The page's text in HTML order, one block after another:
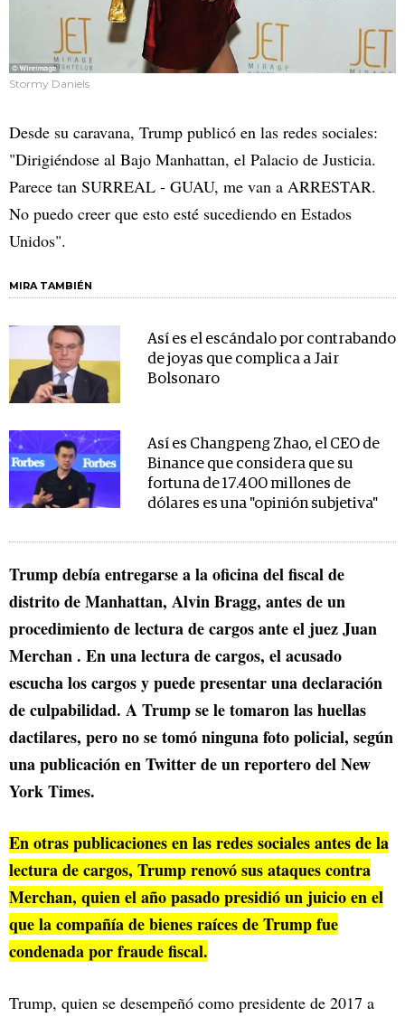
Stormy Daniels
Desde su caravana, Trump publicó en las redes sociales:
"Dirigiéndose al Bajo Manhattan, el Palacio de Justicia.
Parece tan SURREAL - GUAU, me van a ARRESTAR.
No puedo creer que esto esté sucediendo en Estados
Unidos".
MIRA TAMBIÉN
Así es el escándalo por contrabando
de joyas que complica a Jair
Bolsonaro
Así es Changpeng Zhao, el CEO de
Binance que considera que su
fortuna de 17.400 millones de
dólares es una "opinión subjetiva"
Trump debía entregarse a la oficina del fiscal de
distrito de Manhattan, Alvin Bragg, antes de un
procedimiento de lectura de cargos ante el juez Juan
Merchan . En una lectura de cargos, el acusado
escucha los cargos y puede presentar una declaración
de culpabilidad. A Trump se le tomaron las huellas
dactilares, pero no se tomó ninguna foto policial, según
una publicación en Twitter de un reportero del New
York Times.
En otras publicaciones en las redes sociales antes de la
lectura de cargos, Trump renovó sus ataques contra
Merchan, quien el año pasado presidió un juicio en el
que la compañía de bienes raíces de Trump fue
condenada por fraude fiscal.
Trump, quien se desempeñó como presidente de 2017 a